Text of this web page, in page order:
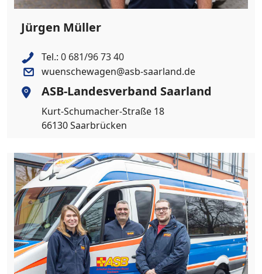
Jürgen Müller
Tel.: 0 681/96 73 40
wuenschewagen@asb-saarland.de
ASB-Landesverband Saarland
Kurt-Schumacher-Straße 18
66130 Saarbrücken